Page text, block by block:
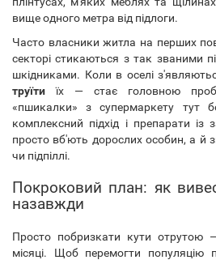
вище одного метра від підлоги.
Часто власники житла на перших
секторі стикаються з так званими
шкідниками. Коли в оселі
труїти їх — стає головною
«пшикалки» з супермаркету тут
комплексний підхід і препарати
просто вб'ють дорослих особин, а й
чи підпіллі.
Покроковий план: як
назавжди
Просто побризкати кути отрутою
місяці. Щоб перемогти популяцію